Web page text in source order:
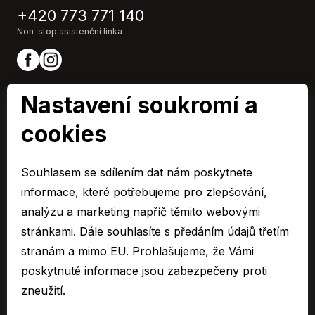
Zadní stěrač
Zámek řadící páky
Společnost je zapsaná u Krajského soudu v Brně, oddíl C 15795
© 2026 Všechna práva vyhrazena.
Cookies
Ochrana osobních údajů – GDPR
Compliance
Mimosoudní řešení spotřebitelských sporů
+420 773 771 140
Non-stop asistenční linka
Nastavení soukromí a
cookies
Souhlasem se sdílením dat nám poskytnete
informace, které potřebujeme pro zlepšování,
analýzu a marketing napříč těmito webovými
stránkami. Dále souhlasíte s předáním údajů třetím
stranám a mimo EU. Prohlašujeme, že Vámi
poskytnuté informace jsou zabezpečeny proti
zneužití.